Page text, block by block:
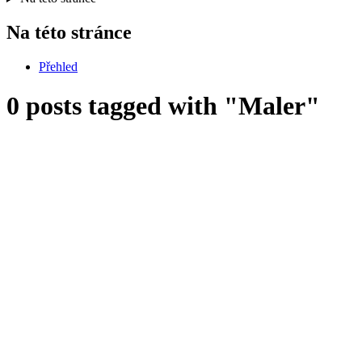
Na této stránce
Přehled
0 posts tagged with "Maler"